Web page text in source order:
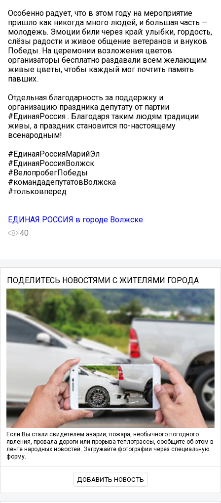
Особенно радует, что в этом году на мероприятие
пришло как никогда много людей, и большая часть —
молодёжь. Эмоции били через край: улыбки, гордость,
слёзы радости и живое общение ветеранов и внуков
Победы. На церемонии возложения цветов
организаторы бесплатно раздавали всем желающим
живые цветы, чтобы каждый мог почтить память
павших.
Отдельная благодарность за поддержку и
организацию праздника депутату от партии
#ЕдинаяРоссия . Благодаря таким людям традиции
живы, а праздник становится по-настоящему
всенародным!
#ЕдинаяРоссияМарийЭл
#ЕдинаяРоссияВолжск
#ВелопробегПобеды
#командадепутатовВолжска
#тольковперед
ЕДИНАЯ РОССИЯ в городе Волжске
40
ПОДЕЛИТЕСЬ НОВОСТЯМИ С ЖИТЕЛЯМИ ГОРОДА
Если Вы стали свидетелем аварии, пожара, необычного погодного
явления, провала дороги или прорыва теплотрассы, сообщите об этом в
ленте народных новостей. Загружайте фотографии через специальную
форму.
ДОБАВИТЬ НОВОСТЬ